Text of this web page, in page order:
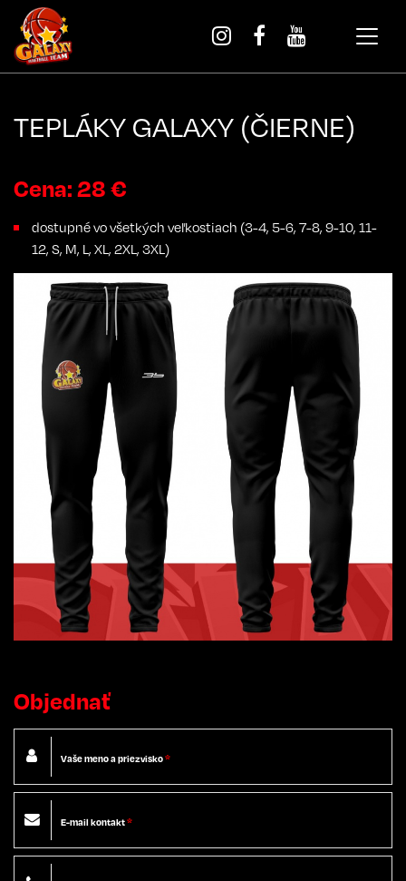
TEPLÁKY GALAXY (ČIERNE)
Cena: 28 €
dostupné vo všetkých veľkostiach (3-4, 5-6, 7-8, 9-10, 11-
12, S, M, L, XL, 2XL, 3XL)
Objednať
Vaše meno a priezvisko*
E-mail kontakt*